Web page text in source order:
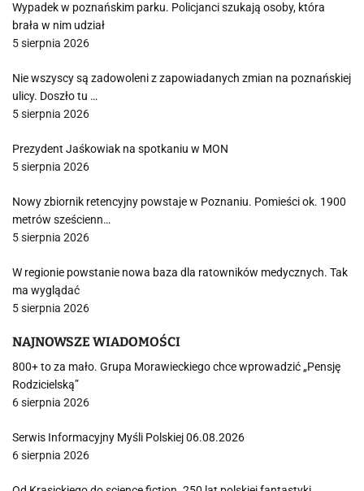
Wypadek w poznańskim parku. Policjanci szukają osoby, która
brała w nim udział
5 sierpnia 2026
Nie wszyscy są zadowoleni z zapowiadanych zmian na poznańskiej
ulicy. Doszło tu …
5 sierpnia 2026
Prezydent Jaśkowiak na spotkaniu w MON
5 sierpnia 2026
Nowy zbiornik retencyjny powstaje w Poznaniu. Pomieści ok. 1900
metrów sześcienn…
5 sierpnia 2026
W regionie powstanie nowa baza dla ratowników medycznych. Tak
ma wyglądać
5 sierpnia 2026
NAJNOWSZE WIADOMOŚCI
800+ to za mało. Grupa Morawieckiego chce wprowadzić „Pensję
Rodzicielską”
6 sierpnia 2026
Serwis Informacyjny Myśli Polskiej 06.08.2026
6 sierpnia 2026